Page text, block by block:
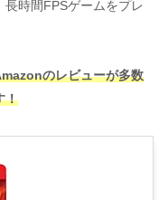
時間FPSゲームをプレ
のレビューが多数
！